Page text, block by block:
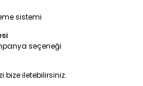
sistemi
seçeneği
bize iletebilirsiniz.